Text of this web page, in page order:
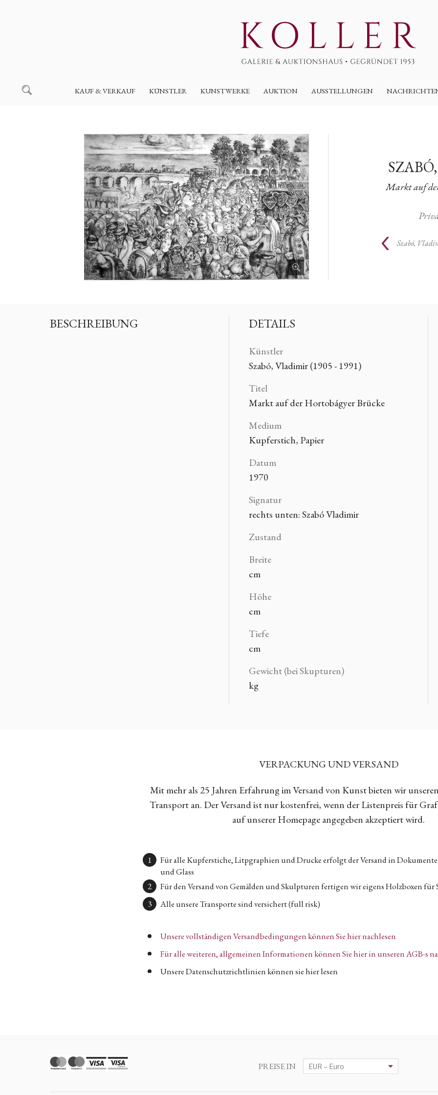
KAUF & VERKAUF KÜNSTLER KUNSTWERKE AUKTION AUSSTELLUNGEN
Markt auf
Szabó,
BESCHREIBUNG DETAILS
Künstler
Szabó, Vladimir (1905 - 1991)
Titel
Markt auf der Hortobágyer Brücke
Medium
Kupferstich, Papier
Datum
1970
Signatur
rechts unten: Szabó Vladimir
Zustand
Breite
cm
Höhe
cm
Tiefe
cm
Gewicht (bei Skupturen)
kg
VERPACKUNG UND VERSAND
Mit mehr als 25 Jahren Erfahrung im Versand von Kunst bieten wir
Transport an. Der Versand ist nur kostenfrei, wenn der Listenpreis für
auf unserer Homepage angegeben akzeptiert wird.
Für alle Kupferstiche, Litpgraphien und Drucke erfolgt der Versand in
und Glass
Für den Versand von Gemälden und Skulpturen fertigen wir eigens Holzboxen für
Alle unsere Transporte sind versichert (full risk)
Unsere vollständigen Versandbedingungen können Sie hier nachlesen
Für alle weiteren, allgemeinen Informationen können Sie hier in unseren AGB-s
Unsere Datenschutzrichtlinien können sie hier lesen
PREISE IN